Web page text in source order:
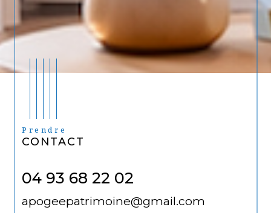
Prendre
CONTACT
04 93 68 22 02
apogeepatrimoine@gmail.com